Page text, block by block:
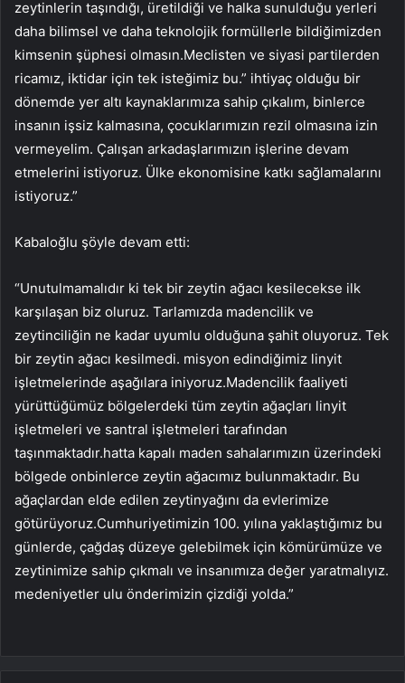
zeytinlerin taşındığı, üretildiği ve halka sunulduğu yerleri
daha bilimsel ve daha teknolojik formüllerle bildiğimizden
kimsenin şüphesi olmasın.Meclisten ve siyasi partilerden
ricamız, iktidar için tek isteğimiz bu.” ihtiyaç olduğu bir
dönemde yer altı kaynaklarımıza sahip çıkalım, binlerce
insanın işsiz kalmasına, çocuklarımızın rezil olmasına izin
vermeyelim. Çalışan arkadaşlarımızın işlerine devam
etmelerini istiyoruz. Ülke ekonomisine katkı sağlamalarını
istiyoruz.”
Kabaloğlu şöyle devam etti:
“Unutulmamalıdır ki tek bir zeytin ağacı kesilecekse ilk
karşılaşan biz oluruz. Tarlamızda madencilik ve
zeytinciliğin ne kadar uyumlu olduğuna şahit oluyoruz. Tek
bir zeytin ağacı kesilmedi. misyon edindiğimiz linyit
işletmelerinde aşağılara iniyoruz.Madencilik faaliyeti
yürüttüğümüz bölgelerdeki tüm zeytin ağaçları linyit
işletmeleri ve santral işletmeleri tarafından
taşınmaktadır.hatta kapalı maden sahalarımızın üzerindeki
bölgede onbinlerce zeytin ağacımız bulunmaktadır. Bu
ağaçlardan elde edilen zeytinyağını da evlerimize
götürüyoruz.Cumhuriyetimizin 100. yılına yaklaştığımız bu
günlerde, çağdaş düzeye gelebilmek için kömürümüze ve
zeytinimize sahip çıkmalı ve insanımıza değer yaratmalıyız.
medeniyetler ulu önderimizin çizdiği yolda.”